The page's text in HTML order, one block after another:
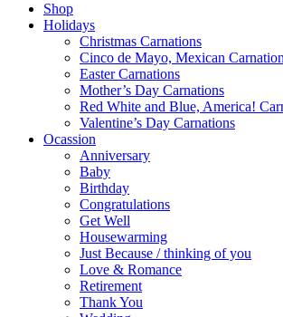
Shop
Holidays
Christmas Carnations
Cinco de Mayo, Mexican
Easter Carnations
Mother’s Day Carnations
Red White and Blue, America!
Valentine’s Day Carnations
Ocassion
Anniversary
Baby
Birthday
Congratulations
Get Well
Housewarming
Just Because / thinking of you
Love & Romance
Retirement
Thank You